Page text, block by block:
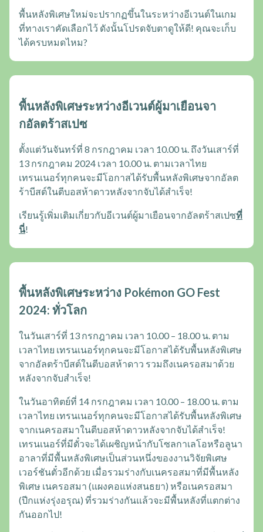
พื้นหลังพิเศษใหม่จะปรากฏขึ้นในระหว่างอีเวนต์ในเกม
ที่ทางเราคัดเลือกไว้ ดังนั้นโปรดจับตาดูให้ดี! คุณจะเก็บ
ได้ครบหมดไหม?
พื้นหลังพิเศษระหว่างอีเวนต์ผู้มาเยือนจา
กอัลตร้าสเปซ
ตั้งแต่วันจันทร์ที่ 8 กรกฎาคม เวลา 10.00 น. ถึงวันเสาร์ที่
13 กรกฎาคม 2024 เวลา 10.00 น. ตามเวลาไทย
เทรนเนอร์ทุกคนจะมีโอกาสได้รับพื้นหลังพิเศษจากอัลต
ร้าบีสต์ในตีบอสห้าดาวหลังจากจับได้สำเร็จ!
เรียนรู้เพิ่มเติมเกี่ยวกับอีเวนต์ผู้มาเยือนจากอัลตร้าสเปซที่
นี่!
พื้นหลังพิเศษระหว่าง Pokémon GO Fest
2024: ทั่วโลก
ในวันเสาร์ที่ 13 กรกฎาคม เวลา 10.00 – 18.00 น. ตาม
เวลาไทย เทรนเนอร์ทุกคนจะมีโอกาสได้รับพื้นหลังพิเศษ
จากอัลตร้าบีสต์ในตีบอสห้าดาว รวมถึงเนครอสมาด้วย
หลังจากจับสำเร็จ!
ในวันอาทิตย์ที่ 14 กรกฎาคม เวลา 10.00 – 18.00 น. ตาม
เวลาไทย เทรนเนอร์ทุกคนจะมีโอกาสได้รับพื้นหลังพิเศษ
จากเนครอสมาในตีบอสห้าดาวหลังจากจับได้สำเร็จ!
เทรนเนอร์ที่มีตั๋วจะได้เผชิญหน้ากับโซลกาเลโอหรือลูนา
อาลาที่มีพื้นหลังพิเศษเป็นส่วนหนึ่งของงานวิจัยพิเศษ
เวอร์ชันตั๋วอีกด้วย เมื่อรวมร่างกับเนครอสมาที่มีพื้นหลัง
พิเศษ เนครอสมา (แผงคอแห่งสนธยา) หรือเนครอสมา
(ปีกแห่งรุ่งอรุณ) ที่รวมร่างกันแล้วจะมีพื้นหลังที่แตกต่าง
กันออกไป!